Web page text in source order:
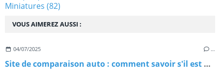
VOUS AIMEREZ AUSSI :
04/07/2025 …
Site de comparaison auto : comment savoir s'il est digne de confiance ?
Miniatures (82)